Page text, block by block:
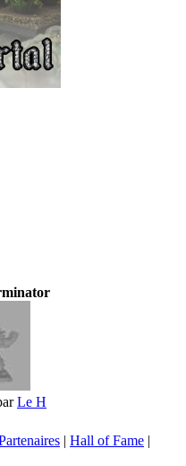
Le H
| Hall of Fame |